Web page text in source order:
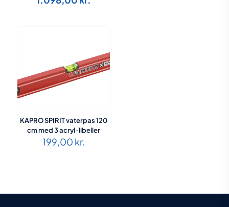
KAPRO SPIRIT vaterpas 120
cm med 3 acryl-libeller
199,00 kr.